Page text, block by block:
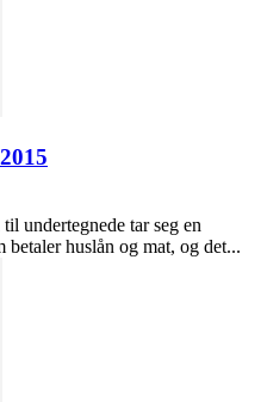
undertegnede tar seg en
huslån og mat, og det...